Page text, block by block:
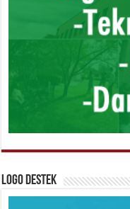
Logo Destek